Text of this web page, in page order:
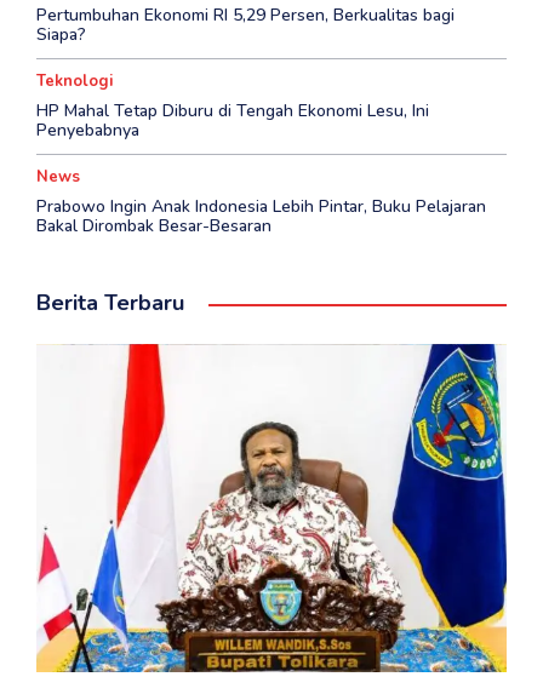
Pertumbuhan Ekonomi RI 5,29 Persen, Berkualitas bagi
Siapa?
Teknologi
HP Mahal Tetap Diburu di Tengah Ekonomi Lesu, Ini
Penyebabnya
News
Prabowo Ingin Anak Indonesia Lebih Pintar, Buku Pelajaran
Bakal Dirombak Besar-Besaran
Berita Terbaru